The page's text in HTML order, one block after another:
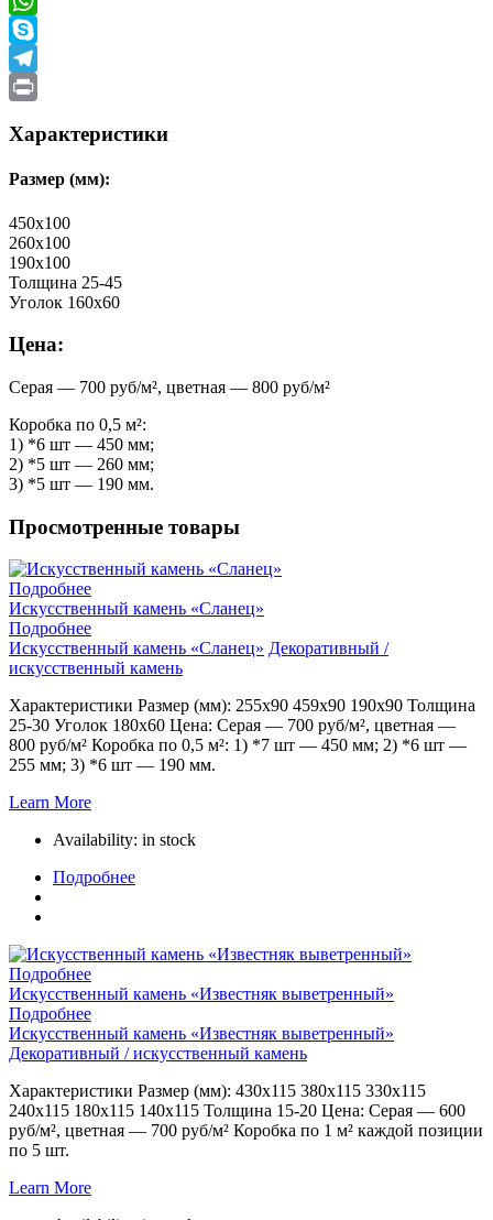
WhatsApp
Skype
Telegram
Характеристики
Размер (мм):
450х100
260х100
190х100
Толщина 25-45
Уголок 160х60
Цена:
Серая — 700 руб/м², цветная — 800 руб/м²
Коробка по 0,5 м²:
1) *6 шт — 450 мм;
2) *5 шт — 260 мм;
3) *5 шт — 190 мм.
Просмотренные товары
Подробнее
Искусственный камень «Сланец»
Подробнее
Искусственный камень «Сланец» Декоративный /
искусственный камень
Характеристики Размер (мм): 255х90 459х90 190х90 Толщина
25-30 Уголок 180х60 Цена: Серая — 700 руб/м², цветная —
800 руб/м² Коробка по 0,5 м²: 1) *7 шт — 450 мм; 2) *6 шт —
255 мм; 3) *6 шт — 190 мм.
Learn More
Availability: in stock
Подробнее
Подробнее
Искусственный камень «Известняк выветренный»
Подробнее
Искусственный камень «Известняк выветренный»
Декоративный / искусственный камень
Характеристики Размер (мм): 430х115 380х115 330х115
240х115 180х115 140х115 Толщина 15-20 Цена: Серая — 600
руб/м², цветная — 700 руб/м² Коробка по 1 м² каждой позиции
по 5 шт.
Learn More